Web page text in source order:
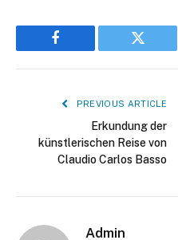
Facebook Twitter
PREVIOUS ARTICLE
Erkundung der
künstlerischen Reise von
Claudio Carlos Basso
Admin